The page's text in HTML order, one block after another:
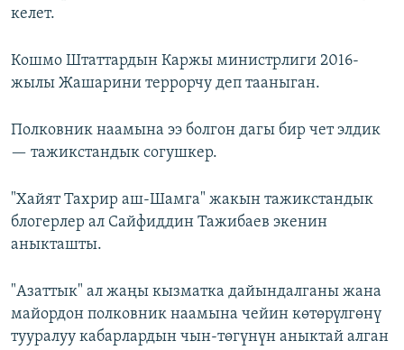
келет.
Кошмо Штаттардын Каржы министрлиги 2016-
жылы Жашарини террорчу деп тааныган.
Полковник наамына ээ болгон дагы бир чет элдик
— тажикстандык согушкер.
"Хайят Тахрир аш-Шамга" жакын тажикстандык
блогерлер ал Сайфиддин Тажибаев экенин
аныкташты.
"Азаттык" ал жаңы кызматка дайындалганы жана
майордон полковник наамына чейин көтөрүлгөнү
тууралуу кабарлардын чын-төгүнүн аныктай алган